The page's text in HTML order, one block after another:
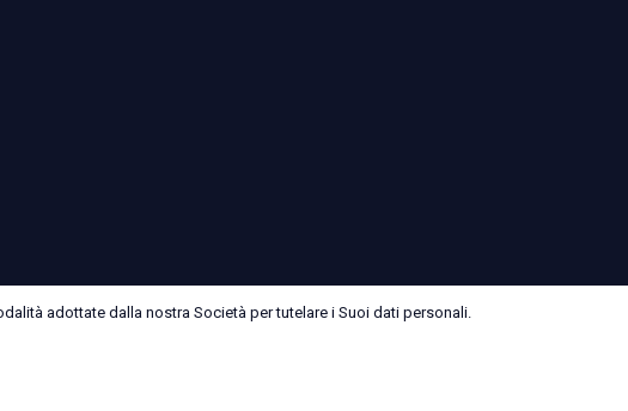
adottate dalla nostra Società per tutelare i Suoi dati personali.